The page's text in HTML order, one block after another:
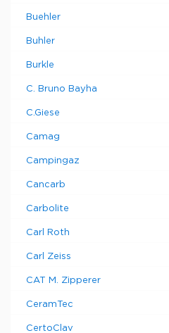
Buehler
Buhler
Burkle
C. Bruno Bayha
C.Giese
Camag
Campingaz
Cancarb
Carbolite
Carl Roth
Carl Zeiss
CAT M. Zipperer
CeramTec
CertoClav